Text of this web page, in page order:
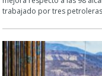
trabajado por tres